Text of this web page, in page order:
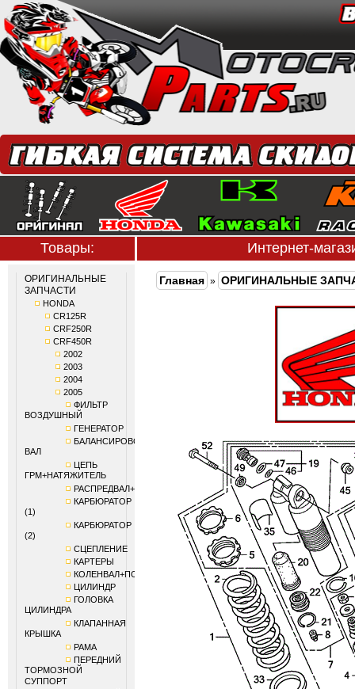
Товары: Интернет-
ОРИГИНАЛЬНЫЕ
ЗАПЧАСТИ
HONDA
CR125R
CRF250R
CRF450R
2002
2003
2004
2005
ФИЛЬТР
ВОЗДУШНЫЙ
ГЕНЕРАТОР
БАЛАНСИРОВОЧНЫЙ
ВАЛ
ЦЕПЬ
ГРМ+НАТЯЖИТЕЛЬ
РАСПРЕДВАЛ+КЛАПАНЫ
КАРБЮРАТОР
(1)
КАРБЮРАТОР
(2)
СЦЕПЛЕНИЕ
КАРТЕРЫ
КОЛЕНВАЛ+ПОРШЕНЬ
ЦИЛИНДР
ГОЛОВКА
ЦИЛИНДРА
КЛАПАННАЯ
КРЫШКА
РАМА
ПЕРЕДНИЙ
ТОРМОЗНОЙ
СУППОРТ
Главная » ОРИГИНАЛЬНЫЕ